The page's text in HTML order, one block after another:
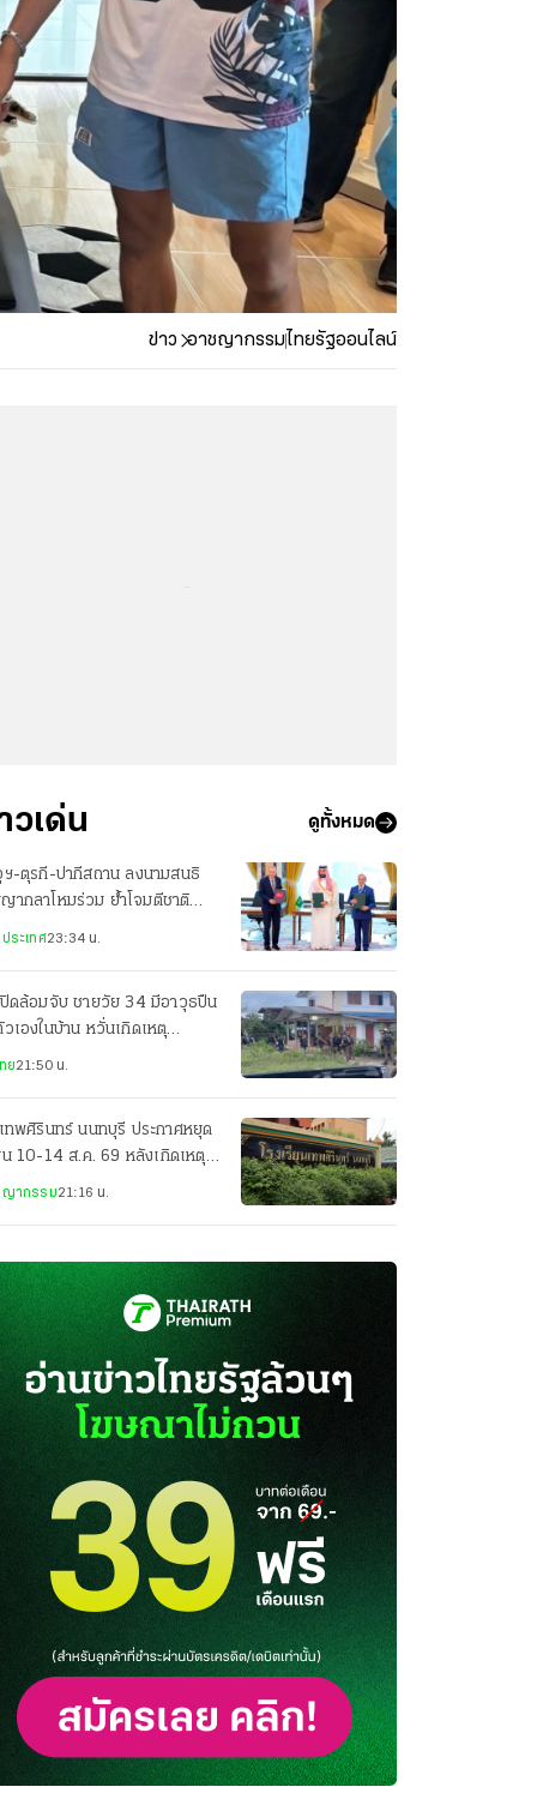
ข่าว อาชญากรรมไทยรัฐออนไลน์
วเด่น ดูทั้งหมด
ฯ-ตุรกี-ปากีสถาน ลงนามสนธิ
ากลาโหมร่วม ย้ำโจมตีชาติ
เท่ากับโจมตีทั้ง 3 ประเทศ
ระเทศ23:34 น.
ดล้อมจับ ชายวัย 34 มีอาวุธปืน
วเองในบ้าน หวั่นเกิดเหตุ
ย21:50 น.
ทพศิรินทร์ นนทบุรี ประกาศหยุด
น 10-14 ส.ค. 69 หลังเกิดเหตุก
ญากรรม21:16 น.